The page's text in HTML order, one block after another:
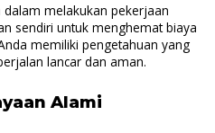
melakukan pekerjaan
sendiri untuk menghemat biaya
memiliki pengetahuan yang
lancar dan aman.
Alami